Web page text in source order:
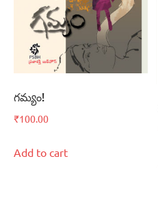
గమ్యం!
₹100.00
Add to cart